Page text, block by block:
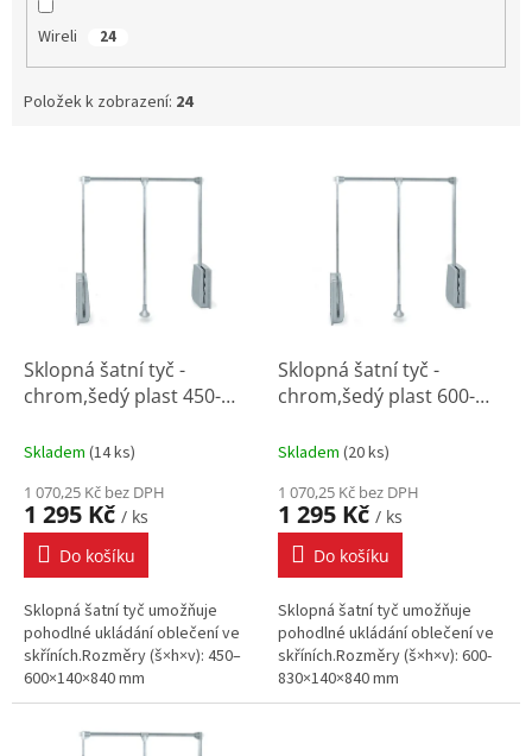
Wireli 24
Položek k zobrazení: 24
dSklopná šatní tyč -
chrom,šedý plast 450-
Skladem (14 ks)
1 070,25 Kč bez DPH
1 295 Kč / ks
Do košíku
Sklopná šatní tyč umožňuje
pohodlné ukládání oblečení ve
skříních.Rozměry (š×h×v): 450–
600×140×840 mm
Sklopná šatní tyč -
chrom,šedý plast 600-
Skladem (20 ks)
1 070,25 Kč bez DPH
1 295 Kč / ks
Do košíku
Sklopná šatní tyč umožňuje
pohodlné ukládání oblečení ve
skříních.Rozměry (š×h×v): 600-
830×140×840 mm